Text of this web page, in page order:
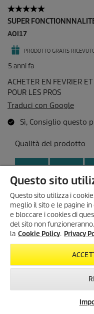
Questo sito
Questo sito utilizza i
meglio il sito e le pagine
e bloccare i cookies di
del sito non
la Cookie Policy. Privacy